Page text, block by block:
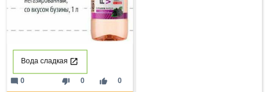
Вода сладкая
thumb_down 0 thumb_up 0
mode_comment 0